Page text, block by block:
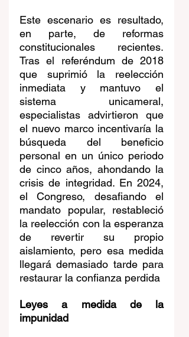
Este escenario es resultado,
en parte, de reformas
constitucionales recientes.
Tras el referéndum de 2018
que suprimió la reelección
inmediata y mantuvo el
sistema unicameral,
especialistas advirtieron que
el nuevo marco incentivaría la
búsqueda del beneficio
personal en un único periodo
de cinco años, ahondando la
crisis de integridad. En 2024,
el Congreso, desafiando el
mandato popular, restableció
la reelección con la esperanza
de revertir su propio
aislamiento, pero esa medida
llegará demasiado tarde para
restaurar la confianza perdida
Leyes a medida de la
impunidad